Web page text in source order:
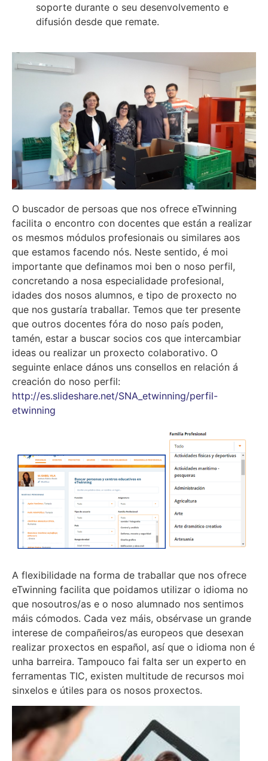
soporte durante o seu desenvolvemento e
difusión desde que remate.
O buscador de persoas que nos ofrece eTwinning
facilita o encontro con docentes que están a realizar
os mesmos módulos profesionais ou similares aos
que estamos facendo nós. Neste sentido, é moi
importante que definamos moi ben o noso perfil,
concretando a nosa especialidade profesional,
idades dos nosos alumnos, e tipo de proxecto no
que nos gustaría traballar. Temos que ter presente
que outros docentes fóra do noso país poden,
tamén, estar a buscar socios cos que intercambiar
ideas ou realizar un proxecto colaborativo. O
seguinte enlace dános uns consellos en relación á
creación do noso perfil:
http://es.slideshare.net/SNA_etwinning/perfil-
etwinning
A flexibilidade na forma de traballar que nos ofrece
eTwinning facilita que poidamos utilizar o idioma no
que nosoutros/as e o noso alumnado nos sentimos
máis cómodos. Cada vez máis, obsérvase un grande
interese de compañeiros/as europeos que desexan
realizar proxectos en español, así que o idioma non é
unha barreira. Tampouco fai falta ser un experto en
ferramentas TIC, existen multitude de recursos moi
sinxelos e útiles para os nosos proxectos.